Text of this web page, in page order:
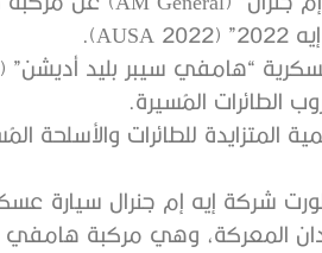
المتزايدة للطائرات والأسلحة
شركة إيه إم جنرال سيارة
المعركة، وهي مركبة هامفي